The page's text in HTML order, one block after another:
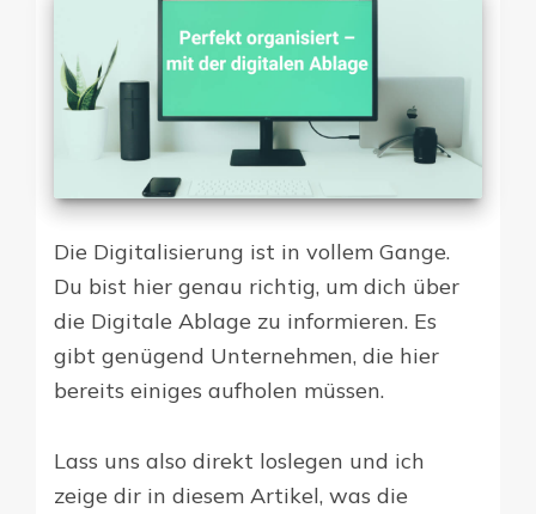
Die Digitalisierung ist in vollem Gange.
Du bist hier genau richtig, um dich über
die Digitale Ablage zu informieren. Es
gibt genügend Unternehmen, die hier
bereits einiges aufholen müssen.
Lass uns also direkt loslegen und ich
zeige dir in diesem Artikel, was die